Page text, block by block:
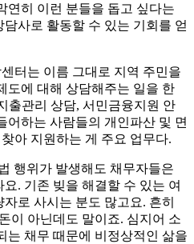
연히 이런 분들을 돕고 싶다는
사로 활동할 수 있는 기회를 얻
터는 이름 그대로 지역 주민을
도에 대해 상담해주는 일을 한
출관리 상담, 서민금융지원 안
어하는 사람들의 개인파산 및 면
아 지원하는 게 주요 업무다.
행위가 발생해도 채무자들은
. 기존 빚을 해결할 수 있는 여
로 사시는 분도 많고요. 흔히
이 아닌데도 말이죠. 심지어 소
는 채무 때문에 비정상적인 삶을